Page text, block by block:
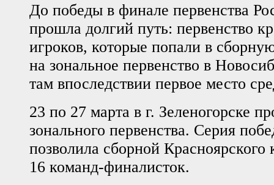
До победы в финале первенства
прошла долгий путь: первенство
игроков, которые попали в
на зональное первенство в
там впоследствии первое место
23 по 27 марта в г. Зеленогорске
зонального первенства. Серия
позволила сборной Красноярского
16 команд-финалисток.